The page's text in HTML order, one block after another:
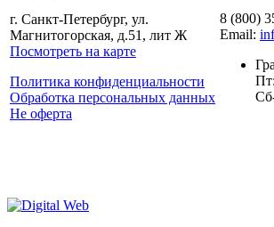
г. Санкт-Петербург, ул.
Магнитогорская, д.51, лит Ж
Посмотреть на карте
Политика конфиденциальности
Обработка персональных данных
Не оферта
8 (800)
Email: